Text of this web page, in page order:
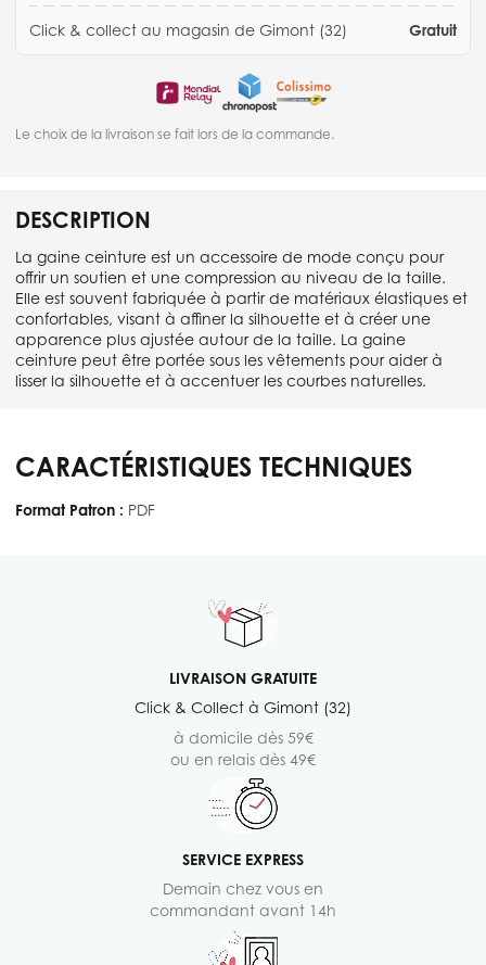
Click & collect au magasin de Gimont (32) Gratuit
Le choix de la livraison se fait lors de la commande.
DESCRIPTION
La gaine ceinture est un accessoire de mode conçu pour
offrir un soutien et une compression au niveau de la taille.
Elle est souvent fabriquée à partir de matériaux élastiques et
confortables, visant à affiner la silhouette et à créer une
apparence plus ajustée autour de la taille. La gaine
ceinture peut être portée sous les vêtements pour aider à
lisser la silhouette et à accentuer les courbes naturelles.
CARACTÉRISTIQUES TECHNIQUES
Format Patron : PDF
LIVRAISON GRATUITE
Click & Collect à Gimont (32)
à domicile dès 59€
ou en relais dès 49€
SERVICE EXPRESS
Demain chez vous en
commandant avant 14h